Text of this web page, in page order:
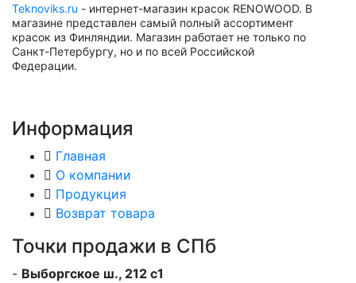
Teknoviks.ru - интернет-магазин красок RENOWOOD. В
магазине представлен самый полный ассортимент
красок из Финляндии. Магазин работает не только по
Санкт-Петербургу, но и по всей Российской
Федерации.
Информация
Главная
О компании
Продукция
Возврат товара
Точки продажи в СПб
- Выборгское ш., 212 с1